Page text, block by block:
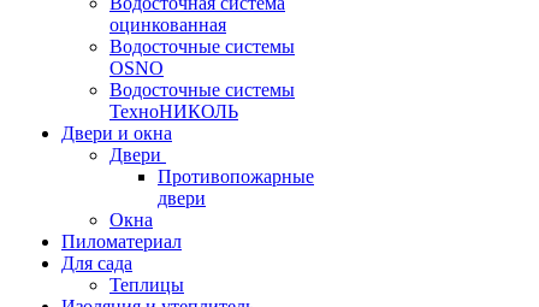
оцинкованная
Водосточные системы
OSNO
Водосточные системы
ТехноНИКОЛЬ
Двери и окна
Двери
Противопожарные
двери
Окна
Пиломатериал
Для сада
Теплицы